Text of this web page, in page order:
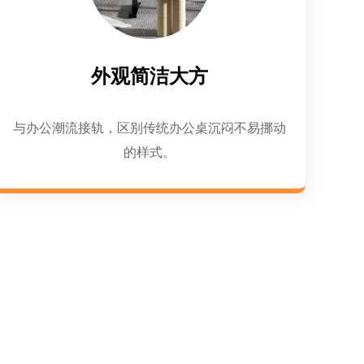
外观简洁大方
与办公潮流接轨，区别传统办公桌沉闷不易挪动
的样式。